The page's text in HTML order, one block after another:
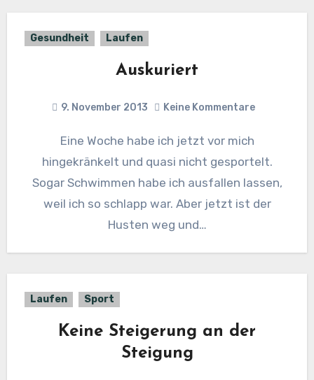
Gesundheit Laufen
Auskuriert
9. November 2013 Keine Kommentare
Eine Woche habe ich jetzt vor mich
hingekränkelt und quasi nicht gesportelt.
Sogar Schwimmen habe ich ausfallen lassen,
weil ich so schlapp war. Aber jetzt ist der
Husten weg und…
Laufen Sport
Keine Steigerung an der
Steigung